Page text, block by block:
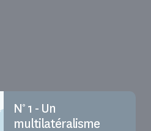
N° 1 - Un
multilatéralisme